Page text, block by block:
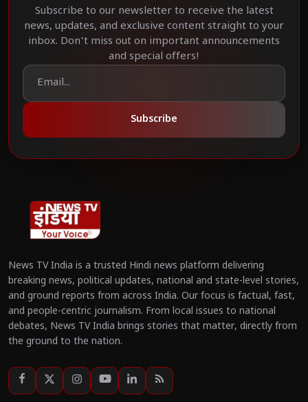
Subscribe to our newsletter to receive the latest
news, updates, and exclusive content straight to your
inbox. Don't miss out on important announcements
and special offers!
Subscribe
News TV India is a trusted Hindi news platform delivering
breaking news, political updates, national and state-level stories,
and ground reports from across India. Our focus is factual, fast,
and people-centric journalism. From local issues to national
debates, News TV India brings stories that matter, directly from
the ground to the nation.